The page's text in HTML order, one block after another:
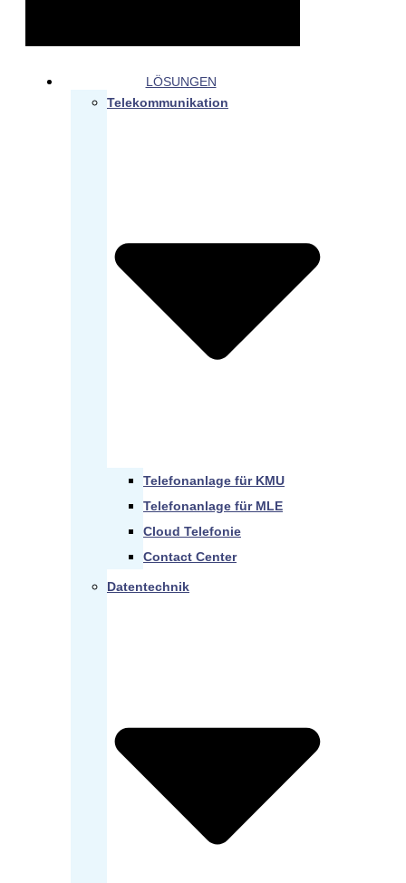
LÖSUNGEN
Telekommunikation
Telefonanlage für KMU
Telefonanlage für MLE
Cloud Telefonie
Contact Center
Datentechnik